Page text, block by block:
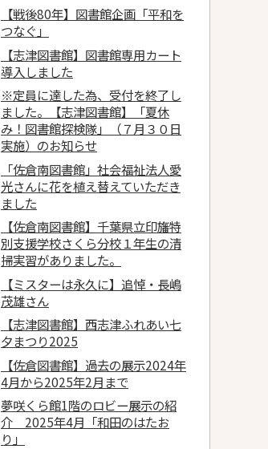
【戦後80年】図書館企画「平和を
つなぐ」
【志津図書館】図書館専用カート
導入しました
※定員に達した為、受付を終了し
ました。【志津図書館】「夏休
み！図書館探検隊」（７月３０日
実施）のお知らせ
「佐倉南図書館」社会福祉法人愛
光さんに花を植え替えていただき
ました
【佐倉南図書館】千葉県立印旛特
別支援学校さくら分校１年生の清
掃実習がありました。
【ミスターは永久に】追悼・長嶋
茂雄さん
【志津図書館】西志津ふれあい七
夕まつり2025
【佐倉図書館】過去の展示2024年
4月から2025年2月まで
夢咲くら館1階のロビー展示の紹
介 2025年4月「和田のはたお
り」